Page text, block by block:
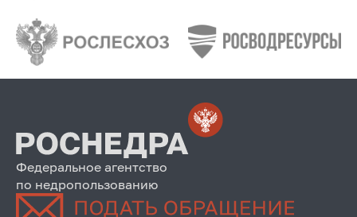
Федеральное агентство
по недропользованию